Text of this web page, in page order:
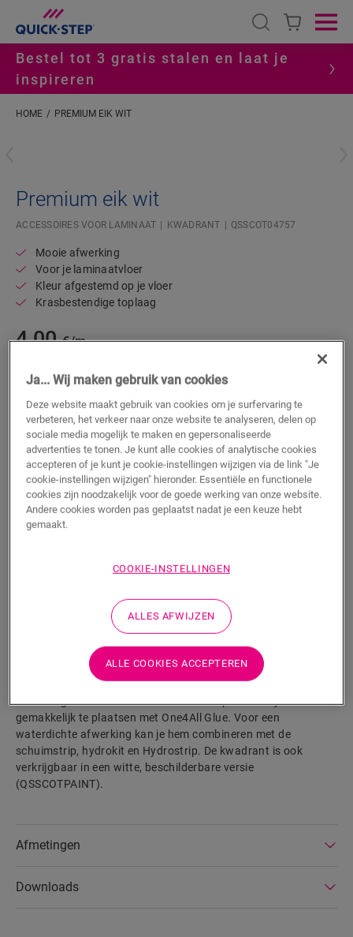
Open search
Bestel tot 3 gratis stalen en laat je
inspireren
HOME PREMIUM EIK WIT
Premium eik wit
ACCESSOIRES VOOR LAMINAAT KWADRANT QSSCOT04757
Mooie afwerking
Voor je laminaatvloer
Kleur afgestemd op je vloer
Krasbestendige toplaag
4,00€/m
m
TOEVOEGEN AAN WINKELMANDJE
Wil je dit accessoire graag in het echt zien?
Productkenmerken
Dit kwadrant is een discrete plint die perfect past bij de kleur
van jouw vloer. Een kwadrant kan ook handig zijn als
afwerking in combinatie met bestaande plinten. Hij is
gemakkelijk te plaatsen met One4All Glue. Voor een
waterdichte afwerking kan je hem combineren met de
schuimstrip, hydrokit en Hydrostrip. De kwadrant is ook
verkrijgbaar in een witte, beschilderbare versie
(QSSCOTPAINT).
Afmetingen
Downloads
Ja... Wij maken gebruik van cookies
Deze website maakt gebruik van cookies om je surfervaring te
verbeteren, het verkeer naar onze website te analyseren, delen op
sociale media mogelijk te maken en gepersonaliseerde
advertenties te tonen. Je kunt alle cookies of analytische cookies
accepteren of je kunt je cookie-instellingen wijzigen via de link "Je
cookie-instellingen wijzigen" hieronder. Essentiële en functionele
cookies zijn noodzakelijk voor de goede werking van onze website.
Andere cookies worden pas geplaatst nadat je een keuze hebt
gemaakt.
COOKIE-INSTELLINGEN
ALLES AFWIJZEN
ALLE COOKIES ACCEPTEREN